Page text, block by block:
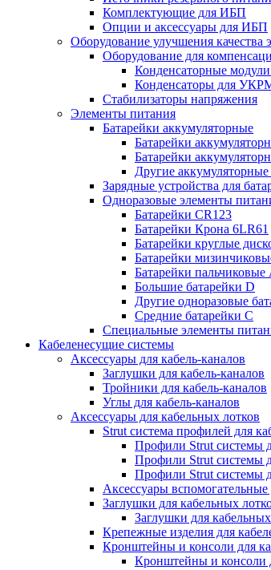
Комплектующие для ИБП
Опции и аксессуары для ИБП
Оборудование улучшения качества
Оборудование для
Конденсаторные
Конденсаторы для
Стабилизаторы напряжения
Элементы питания
Батарейки аккумуляторные
Батарейки
Батарейки
Другие аккумуляторные
Зарядные устройства для
Одноразовые элементы
Батарейки CR123
Батарейки Крона 6LR61
Батарейки круглые
Батарейки
Батарейки
Большие батарейки D
Другие одноразовые
Средние батарейки C
Специальные элементы
Кабеленесущие системы
Аксессуары для кабель-каналов
Заглушки для кабель-каналов
Тройники для кабель-каналов
Углы для кабель-каналов
Аксессуары для кабельных лотков
Strut система профилей для
Профили Strut системы
Профили Strut системы
Профили Strut системы
Аксессуары
Заглушки для кабельных
Заглушки для
Крепежные изделия для
Кронштейны и консоли для
Кронштейны и консоли